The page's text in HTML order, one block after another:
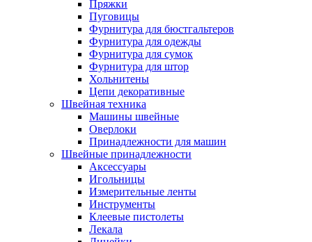
Пряжки
Пуговицы
Фурнитура для бюстгальтеров
Фурнитура для одежды
Фурнитура для сумок
Фурнитура для штор
Хольнитены
Цепи декоративные
Швейная техника
Машины швейные
Оверлоки
Принадлежности для машин
Швейные принадлежности
Аксессуары
Игольницы
Измерительные ленты
Инструменты
Клеевые пистолеты
Лекала